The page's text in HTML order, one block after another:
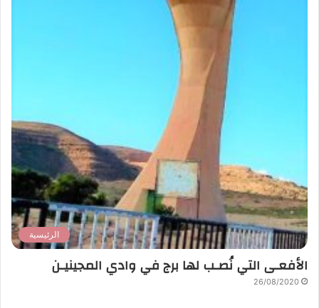
الرئيسية
الأفعـى التي نُصـب لها برج في وادي المجينيـن
26/08/2020